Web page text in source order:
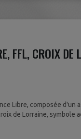
FFL, CROIX DE
Libre, composée d'un
de Lorraine, symbole